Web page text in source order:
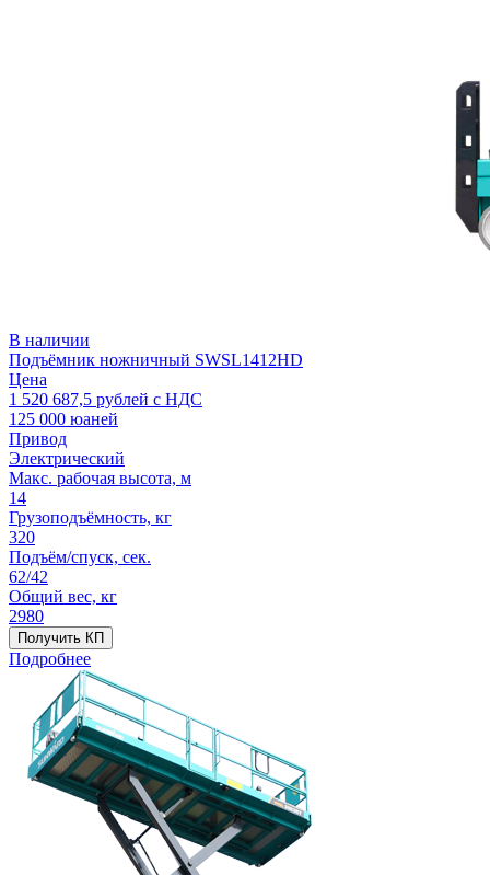
В наличии
Подъёмник ножничный SWSL1412HD
Цена
1 520 687,5 рублей с НДС
125 000 юаней
Привод
Электрический
Макс. рабочая высота, м
14
Грузоподъёмность, кг
320
Подъём/спуск, сек.
62/42
Общий вес, кг
2980
Получить КП
Подробнее